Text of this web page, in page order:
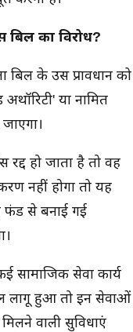
का विरोध?
बिल के उस प्रावधान को
या नामित
हो जाता है तो वह
नहीं होगा तो यह
फंड से बनाई गई
सामाजिक सेवा कार्य
लागू हुआ तो इन सेवाओं
वाली सुविधाएं